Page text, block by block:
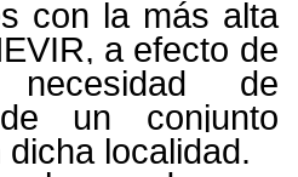
con la más alta
a efecto de
de
un conjunto
localidad.